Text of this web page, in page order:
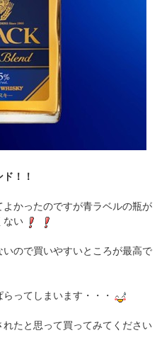
！！
かったのですが青ラベルの瓶が
ない
ので買いやすいところが最高で
ってしまいます・・・
たと思って買ってみてください